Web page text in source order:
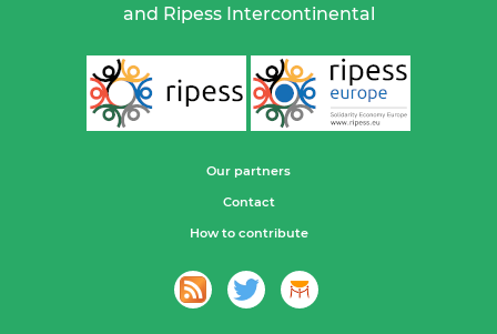
and Ripess Intercontinental
Our partners
Contact
How to contribute